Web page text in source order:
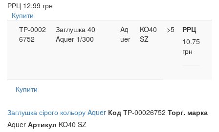
РРЦ 12.99 грн
Купити
ТР-0002
6752
Заглушка 40
Aquer 1/300
Aq
uer
KO40
SZ
>5
РРЦ
10.75
грн
Купити
Заглушка сірого кольору Aquer Код ТР-00026752 Торг. марка
Aquer Артикул KO40 SZ